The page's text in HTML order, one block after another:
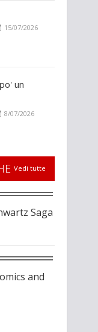
15/07/2026
un
8/07/2026
Vedi tutte
Saga
and